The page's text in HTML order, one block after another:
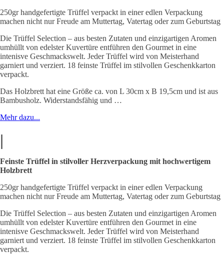
250gr handgefertigte Trüffel verpackt in einer edlen Verpackung
machen nicht nur Freude am Muttertag, Vatertag oder zum Geburtstag
Die Trüffel Selection – aus besten Zutaten und einzigartigen Aromen
umhüllt von edelster Kuvertüre entführen den Gourmet in eine
intenisve Geschmackswelt. Jeder Trüffel wird von Meisterhand
garniert und verziert. 18 feinste Trüffel im stilvollen Geschenkkarton
verpackt.
Das Holzbrett hat eine Größe ca. von L 30cm x B 19,5cm und ist aus
Bambusholz. Widerstandsfähig und …
Mehr dazu...
|
Feinste Trüffel in stilvoller Herzverpackung mit hochwertigem
Holzbrett
250gr handgefertigte Trüffel verpackt in einer edlen Verpackung
machen nicht nur Freude am Muttertag, Vatertag oder zum Geburtstag
Die Trüffel Selection – aus besten Zutaten und einzigartigen Aromen
umhüllt von edelster Kuvertüre entführen den Gourmet in eine
intenisve Geschmackswelt. Jeder Trüffel wird von Meisterhand
garniert und verziert. 18 feinste Trüffel im stilvollen Geschenkkarton
verpackt.